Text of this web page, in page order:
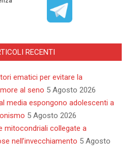
RECENTI
ematici per evitare la
al seno 5 Agosto 2026
media espongono adolescenti a
5 Agosto 2026
mitocondriali collegate a
nell’invecchiamento 5 Agosto